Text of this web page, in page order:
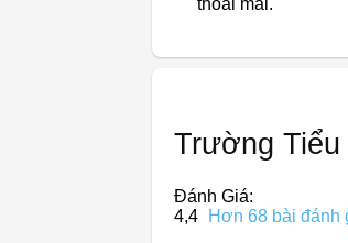
thoải mái.
Trường
Đánh Giá:
4,4
Hơn 68 bài đánh